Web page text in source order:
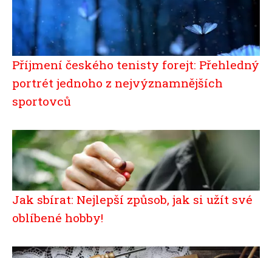
Příjmení českého tenisty forejt: Přehledný
portrét jednoho z nejvýznamnějších
sportovců
Jak sbírat: Nejlepší způsob, jak si užít své
oblíbené hobby!